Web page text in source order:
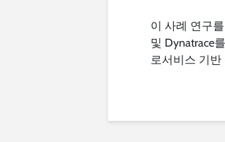
이 사례 연구
및 Dynatrace
로서비스 기